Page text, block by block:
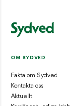
OM SYDVED
Fakta om Sydved
Kontakta oss
Aktuellt